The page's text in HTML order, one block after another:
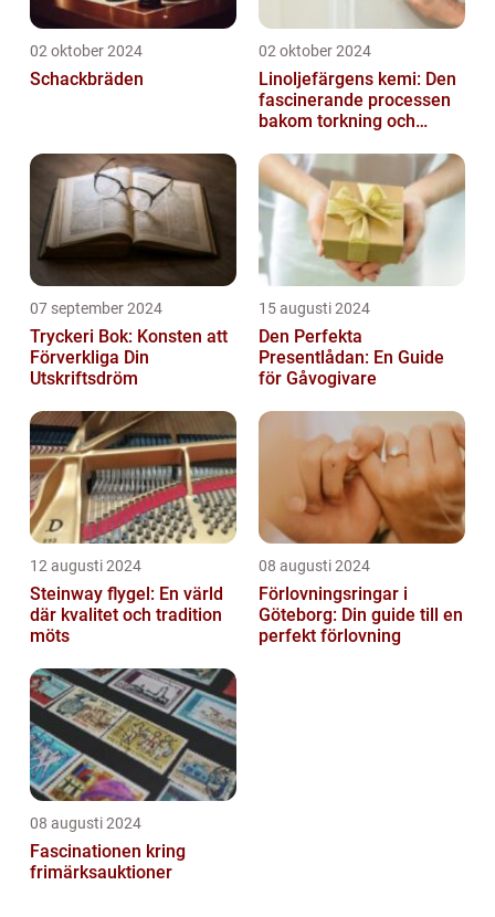
02 oktober 2024
Schackbräden
02 oktober 2024
Linoljefärgens kemi: Den
fascinerande processen
bakom torkning och
07 september 2024
Tryckeri Bok: Konsten att
Förverkliga Din
Utskriftsdröm
15 augusti 2024
Den Perfekta
Presentlådan: En Guide
för Gåvogivare
12 augusti 2024
Steinway flygel: En värld
där kvalitet och tradition
möts
08 augusti 2024
Förlovningsringar i
Göteborg: Din guide till en
perfekt förlovning
08 augusti 2024
Fascinationen kring
frimärksauktioner